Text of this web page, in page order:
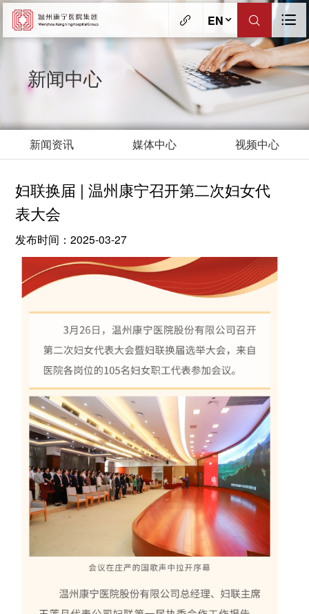
EN
新闻中心
新闻资讯 媒体中心 视频中心
妇联换届 | 温州康宁召开第二次妇女代
表大会
发布时间：2025-03-27